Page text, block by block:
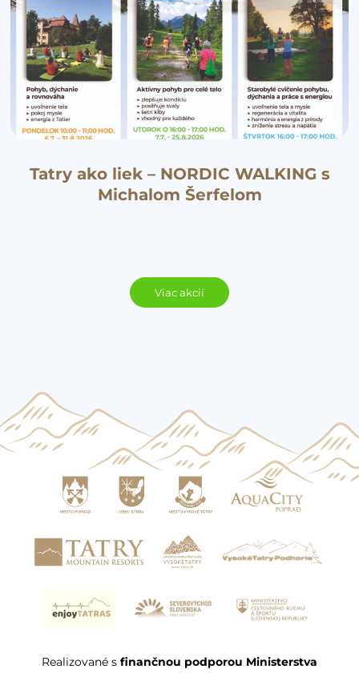
Tatry ako liek – NORDIC WALKING s
Michalom Šerfelom
Viac akcií
Realizované s finančnou podporou Ministerstva